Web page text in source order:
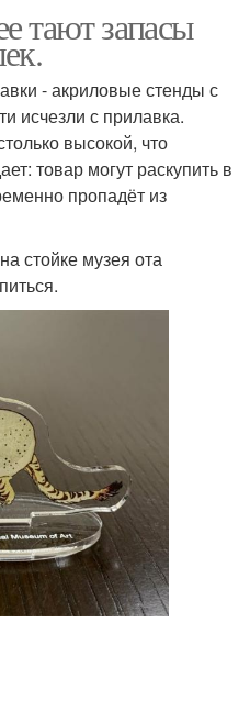
тают запасы
- акриловые стенды с
исчезли с прилавка.
высокой, что
товар могут раскупить в
пропадёт из
стойке музея ота